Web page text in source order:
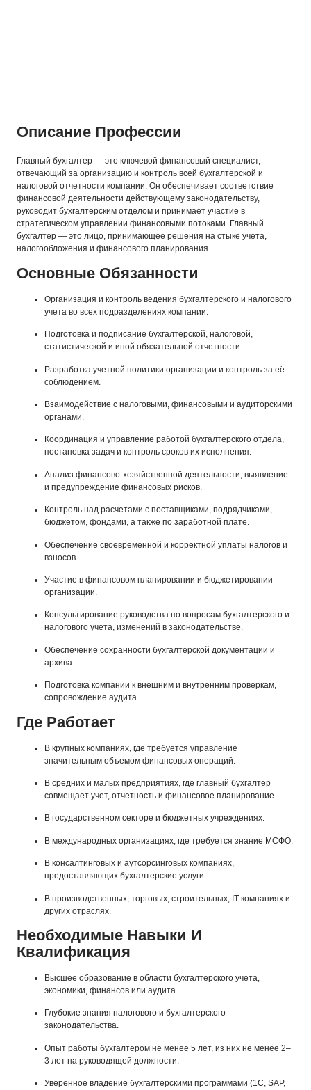
Описание Профессии
Главный бухгалтер — это ключевой финансовый специалист,
отвечающий за организацию и контроль всей бухгалтерской и
налоговой отчетности компании. Он обеспечивает соответствие
финансовой деятельности действующему законодательству,
руководит бухгалтерским отделом и принимает участие в
стратегическом управлении финансовыми потоками. Главный
бухгалтер — это лицо, принимающее решения на стыке учета,
налогообложения и финансового планирования.
Основные Обязанности
Организация и контроль ведения бухгалтерского и налогового
учета во всех подразделениях компании.
Подготовка и подписание бухгалтерской, налоговой,
статистической и иной обязательной отчетности.
Разработка учетной политики организации и контроль за её
соблюдением.
Взаимодействие с налоговыми, финансовыми и аудиторскими
органами.
Координация и управление работой бухгалтерского отдела,
постановка задач и контроль сроков их исполнения.
Анализ финансово-хозяйственной деятельности, выявление
и предупреждение финансовых рисков.
Контроль над расчетами с поставщиками, подрядчиками,
бюджетом, фондами, а также по заработной плате.
Обеспечение своевременной и корректной уплаты налогов и
взносов.
Участие в финансовом планировании и бюджетировании
организации.
Консультирование руководства по вопросам бухгалтерского и
налогового учета, изменений в законодательстве.
Обеспечение сохранности бухгалтерской документации и
архива.
Подготовка компании к внешним и внутренним проверкам,
сопровождение аудита.
Где Работает
В крупных компаниях, где требуется управление
значительным объемом финансовых операций.
В средних и малых предприятиях, где главный бухгалтер
совмещает учет, отчетность и финансовое планирование.
В государственном секторе и бюджетных учреждениях.
В международных организациях, где требуется знание МСФО.
В консалтинговых и аутсорсинговых компаниях,
предоставляющих бухгалтерские услуги.
В производственных, торговых, строительных, IT-компаниях и
других отраслях.
Необходимые Навыки И
Квалификация
Высшее образование в области бухгалтерского учета,
экономики, финансов или аудита.
Глубокие знания налогового и бухгалтерского
законодательства.
Опыт работы бухгалтером не менее 5 лет, из них не менее 2–
3 лет на руководящей должности.
Уверенное владение бухгалтерскими программами (1С, SAP,